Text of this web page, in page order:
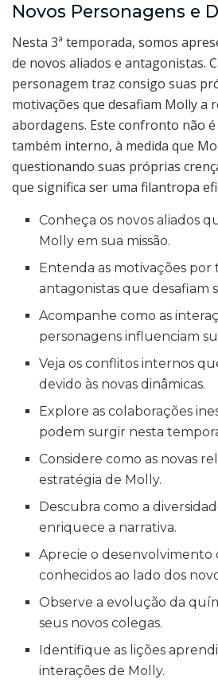
Novos Personagens e
Nesta 3ª temporada, somos
de novos aliados e antagonistas.
personagem traz consigo suas
motivações que desafiam Molly a
abordagens. Este confronto não
também interno, à medida que
questionando suas próprias
que significa ser uma filantropa
Conheça os novos aliados
Molly em sua missão.
Entenda as motivações por
antagonistas que desafiam
Acompanhe como as
personagens influenciam
Veja os conflitos internos
devido às novas dinâmicas.
Explore as colaborações
podem surgir nesta
Considere como as novas
estratégia de Molly.
Descubra como a
enriquece a narrativa.
Aprecie o desenvolvimento
conhecidos ao lado dos
Observe a evolução da
seus novos colegas.
Identifique as lições
interações de Molly.